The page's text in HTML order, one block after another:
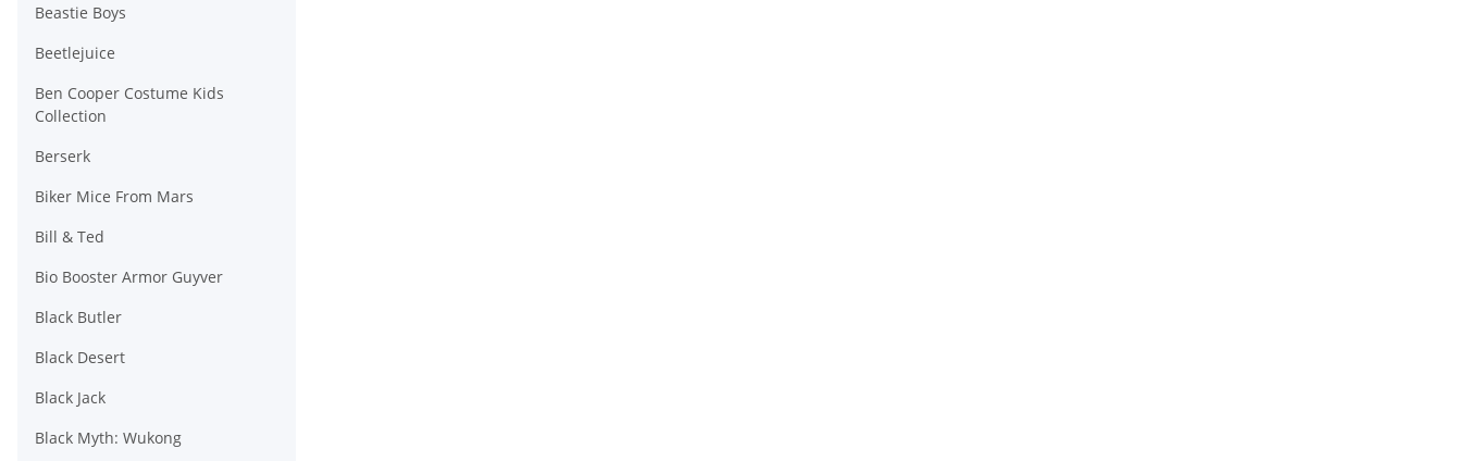
Beastie Boys
Beetlejuice
Ben Cooper Costume Kids
Collection
Berserk
Biker Mice From Mars
Bill & Ted
Bio Booster Armor Guyver
Black Butler
Black Desert
Black Jack
Black Myth: Wukong